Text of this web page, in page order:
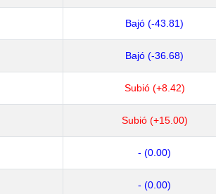
Bajó (-43.81)
Bajó (-36.68)
Subió (+8.42)
Subió (+15.00)
- (0.00)
- (0.00)